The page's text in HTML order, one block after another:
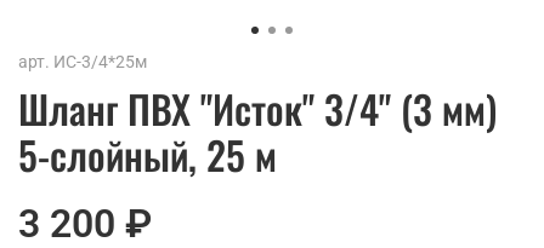
арт. ИС-3/4*25м
Шланг ПВХ "Исток" 3/4" (3 мм)
5-слойный, 25 м
3 200 ₽